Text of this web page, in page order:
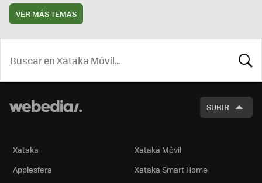
VER MÁS TEMAS
SUBIR
Xataka
Xataka Móvil
Applesfera
Xataka Smart Home